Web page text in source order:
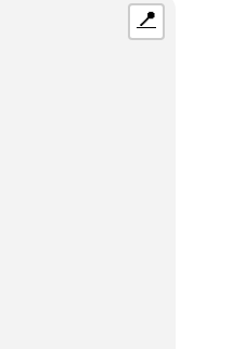
📍